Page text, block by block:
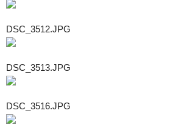
DSC_3512.JPG
DSC_3513.JPG
DSC_3516.JPG